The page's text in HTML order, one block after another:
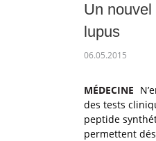
Un
lupus
06.05.2015
MÉDECINE
des tests
peptide
permettent